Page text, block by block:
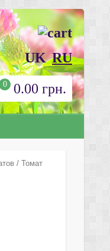
UK RU
0 0.00 грн.
/ Томат